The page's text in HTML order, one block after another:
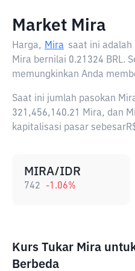
Market Mira
Harga, Mira saat ini adalah
Mira bernilai 0.21324 BRL.
memungkinkan Anda
Saat ini jumlah pasokan
321,456,140.21 Mira, dan
kapitalisasi pasar
MIRA/IDR
742 -1.06%
Kurs Tukar Mira
Berbeda